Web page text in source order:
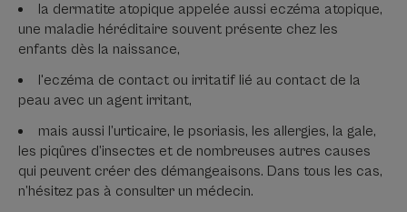
la dermatite atopique appelée aussi eczéma atopique,
une maladie héréditaire souvent présente chez les
enfants dès la naissance,
l'eczéma de contact ou irritatif lié au contact de la
peau avec un agent irritant,
mais aussi l’urticaire, le psoriasis, les allergies, la gale,
les piqûres d’insectes et de nombreuses autres causes
qui peuvent créer des démangeaisons. Dans tous les cas,
n’hésitez pas à consulter un médecin.